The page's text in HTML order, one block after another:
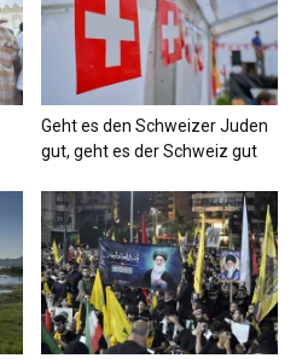
Geht es den Schweizer Juden
gut, geht es der Schweiz gut